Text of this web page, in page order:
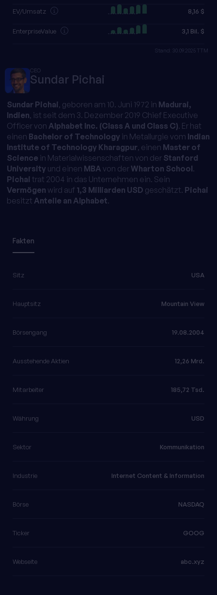
EV/Umsatz 8,16 $
EnterpriseValue 3,1 Bil. $
Stand: 30.09.2025 TTM
CEO
Sundar Pichai
Sundar Pichai, geboren am 10. Juni 1972 in Madurai,
Indien, ist seit dem 3. Dezember 2019 Chief Executive
Officer von Alphabet Inc. (Class A und Class C). Er hat
einen Bachelor of Technology in Metallurgie vom Indian
Institute of Technology Kharagpur, einen Master of
Science in Materialwissenschaften von der Stanford
University und einen MBA von derWharton School.
Pichai trat 2004 in das Unternehmen ein. Sein
Vermögen wird auf 1,3 Milliarden USD geschätzt. Pichai
besitzt Anteile an Alphabet.
Fakten
Sitz USA
Hauptsitz Mountain View
Börsengang 19.08.2004
Ausstehende Aktien 12,26 Mrd.
Mitarbeiter 185,72 Tsd.
Währung USD
Sektor Kommunikation
Industrie Internet Content & Information
Börse NASDAQ
Ticker GOOG
Webseite abc.xyz